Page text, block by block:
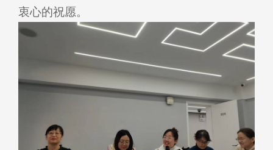
衷心的祝愿。